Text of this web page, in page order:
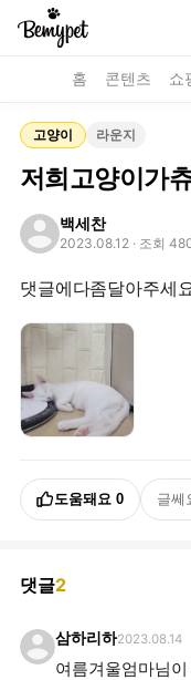
홈 콘텐츠 쇼
고양이 라운지
저희고양이가
백세찬
2023.08.12 · 조회
댓글에다좀달아주세
도움돼요 0 글쎄
댓글2
삼하리하2023.08.14
여름겨울엄마님